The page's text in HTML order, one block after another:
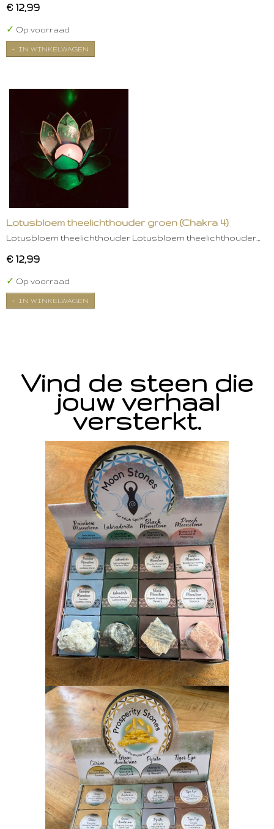
€ 12,99
✓ Op voorraad
IN WINKELWAGEN
Lotusbloem theelichthouder groen (Chakra 4)
Lotusbloem theelichthouder Lotusbloem theelichthouder…
€ 12,99
✓ Op voorraad
IN WINKELWAGEN
Vind de steen die
jouw verhaal
versterkt.